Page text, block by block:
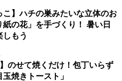
こ】ハチの巣みたいな立体のお
の花」を手づくり！ 暑い日
しもう
】のせて焼くだけ！包丁いらず
焼きトースト」